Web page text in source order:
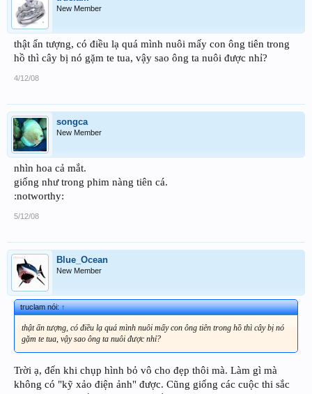
New Member
thật ấn tượng, có điều lạ quá mình nuôi mấy con ông tiên trong
hồ thì cây bị nó gặm te tua, vậy sao ông ta nuôi được nhỉ?
4/12/08
songca
New Member
nhìn hoa cả mắt.
giống như trong phim nàng tiên cá.
:notworthy:
5/12/08
Blue_Ocean
New Member
truclam nói:↑
thật ấn tượng, có điều lạ quá mình nuôi mấy con ông tiên trong hồ thì cây bị nó
gặm te tua, vậy sao ông ta nuôi được nhỉ?
Trời ạ, đến khi chụp hình bỏ vô cho đẹp thôi mà. Làm gì mà
không có "kỹ xảo điện ảnh" được. Cũng giống các cuộc thi sắc